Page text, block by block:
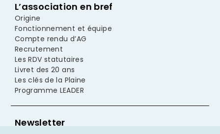
L’association en bref
Origine
Fonctionnement et équipe
Compte rendu d’AG
Recrutement
Les RDV statutaires
Livret des 20 ans
Les clés de la Plaine
Programme LEADER
Newsletter